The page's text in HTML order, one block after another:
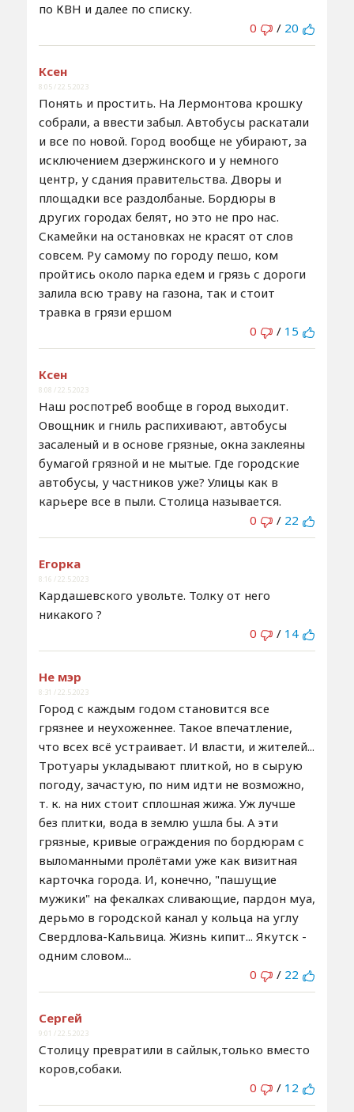
по КВН и далее по списку.
0
/ 20
Ксен
8:05 / 22.5.2023
Понять и простить. На Лермонтова крошку
собрали, а ввести забыл. Автобусы раскатали
и все по новой. Город вообще не убирают, за
исключением дзержинского и у немного
центр, у сдания правительства. Дворы и
площадки все раздолбаные. Бордюры в
других городах белят, но это не про нас.
Скамейки на остановках не красят от слов
совсем. Ру самому по городу пешо, ком
пройтись около парка едем и грязь с дороги
залила всю траву на газона, так и стоит
травка в грязи ершом
0
/ 15
Ксен
8:08 / 22.5.2023
Наш роспотреб вообще в город выходит.
Овощник и гниль распихивают, автобусы
засаленый и в основе грязные, окна заклеяны
бумагой грязной и не мытые. Где городские
автобусы, у частников уже? Улицы как в
карьере все в пыли. Столица называется.
0
/ 22
Егорка
8:16 / 22.5.2023
Кардашевского увольте. Толку от него
никакого ?
0
/ 14
Не мэр
8:31 / 22.5.2023
Город с каждым годом становится все
грязнее и неухоженнее. Такое впечатление,
что всех всё устраивает. И власти, и жителей...
Тротуары укладывают плиткой, но в сырую
погоду, зачастую, по ним идти не возможно,
т. к. на них стоит сплошная жижа. Уж лучше
без плитки, вода в землю ушла бы. А эти
грязные, кривые ограждения по бордюрам с
выломанными пролётами уже как визитная
карточка города. И, конечно, "пашущие
мужики" на фекалках сливающие, пардон муа,
дерьмо в городской канал у кольца на углу
Свердлова-Кальвица. Жизнь кипит... Якутск -
одним словом...
0
/ 22
Сергей
9:01 / 22.5.2023
Столицу превратили в сайлык,только вместо
коров,собаки.
0
/ 12